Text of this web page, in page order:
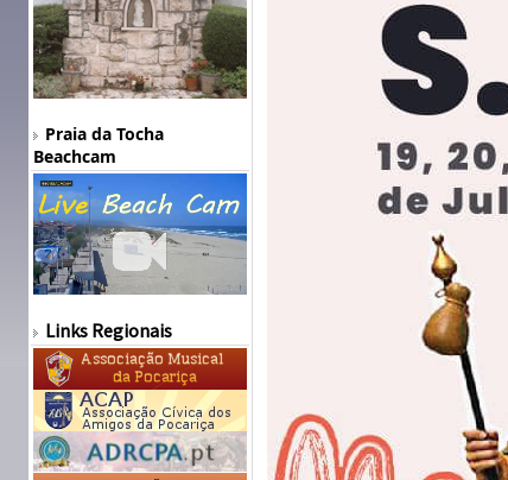
Praia da Tocha
Beachcam
Links Regionais